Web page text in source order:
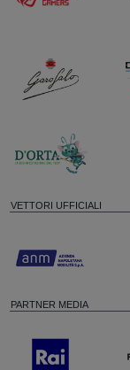
VETTORI UFFICIALI
PARTNER MEDIA